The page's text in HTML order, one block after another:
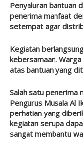
Penyaluran bantuan
penerima manfaat
setempat agar
Kegiatan
kebersamaan.
atas bantuan yang
Salah satu penerima
Pengurus Musala Al
perhatian yang
kegiatan serupa
sangat membantu